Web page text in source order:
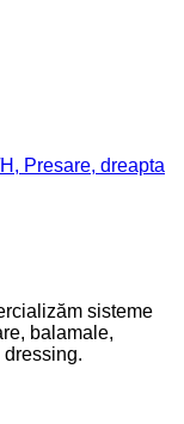
Presare, dreapta
sisteme
balamale,